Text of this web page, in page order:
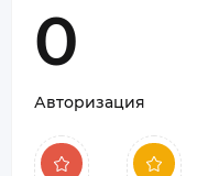
0
Авторизация